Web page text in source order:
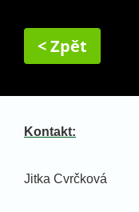
< Zpět
Kontakt:
Jitka Cvrčková